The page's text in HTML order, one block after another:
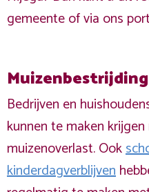
gemeente of via ons
Muizenbestrijding
Bedrijven en
kunnen te maken
muizenoverlast. Ook
kinderdagverblijven